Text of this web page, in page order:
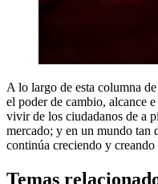
A lo largo de esta columna
el poder de cambio, alcance
vivir de los ciudadanos de a
mercado; y en un mundo tan
continúa creciendo y
Temas